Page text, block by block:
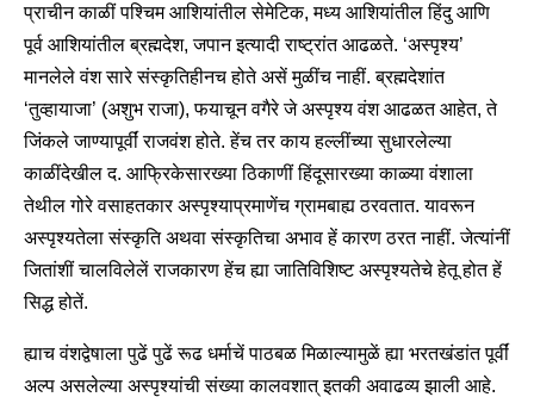
प्राचीन काळीं पश्चिम आशियांतील सेमेटिक, मध्य आशियांतील हिंदु आणि
पूर्व आशियांतील ब्रह्मदेश, जपान इत्यादी राष्ट्रांत आढळते. ‘अस्पृश्य’
मानलेले वंश सारे संस्कृतिहीनच होते असें मुळींच नाहीं. ब्रह्मदेशांत
‘तुव्हायाजा’ (अशुभ राजा), फयाचून वगैरे जे अस्पृश्य वंश आढळत आहेत, ते
जिंकले जाण्यापूर्वीं राजवंश होते. हेंच तर काय हल्लींच्या सुधारलेल्या
काळींदेखील द. आफ्रिकेसारख्या ठिकाणीं हिंदूसारख्या काळ्या वंशाला
तेथील गोरे वसाहतकार अस्पृश्याप्रमाणेंच ग्रामबाह्य ठरवतात. यावरून
अस्पृश्यतेला संस्कृति अथवा संस्कृतिचा अभाव हें कारण ठरत नाहीं. जेत्यांनीं
जितांशीं चालविलेलें राजकारण हेंच ह्या जातिविशिष्ट अस्पृश्यतेचे हेतू होत हें
सिद्ध होतें.
ह्याच वंशद्वेषाला पुढें पुढें रूढ धर्माचें पाठबळ मिळाल्यामुळें ह्या भरतखंडांत पूर्वीं
अल्प असलेल्या अस्पृश्यांची संख्या कालवशात् इतकी अवाढव्य झाली आहे.